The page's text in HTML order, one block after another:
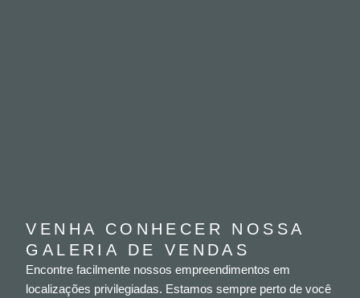
VENHA CONHECER NOSSA
GALERIA DE VENDAS
Encontre facilmente nossos empreendimentos em
localizações privilegiadas. Estamos sempre perto de você